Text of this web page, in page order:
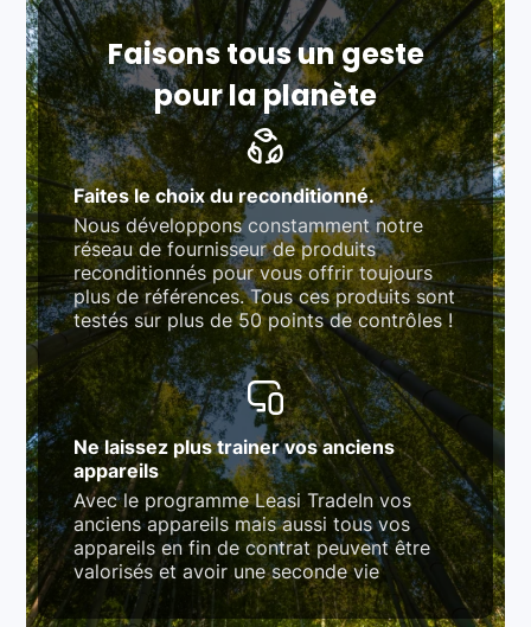
Respect des normes RAEE, RoHS, et du
référentiel QualiRepar (bonus réparation)
Faisons tous un geste
pour la planète
Faites le choix du reconditionné.
Nous développons constamment notre
réseau de fournisseur de produits
reconditionnés pour vous offrir toujours
plus de références. Tous ces produits sont
testés sur plus de 50 points de contrôles !
Ne laissez plus trainer vos anciens
appareils
Avec le programme Leasi TradeIn vos
anciens appareils mais aussi tous vos
appareils en fin de contrat peuvent être
valorisés et avoir une seconde vie